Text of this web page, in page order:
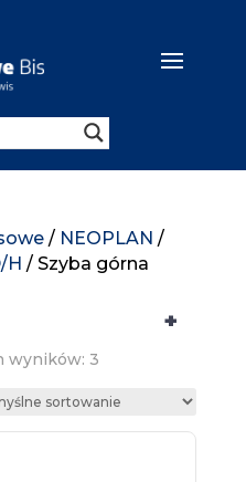
/ NEOPLAN /
H / Szyba górna
+
wyników: 3